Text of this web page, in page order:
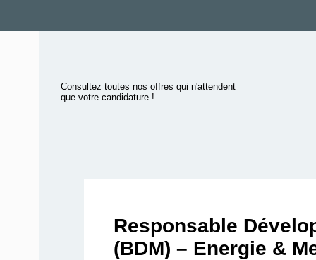
Consultez toutes nos offres qui n'attendent
que votre candidature !
Responsable
(BDM) – Energie &